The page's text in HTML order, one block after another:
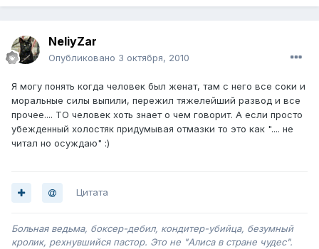
NeliyZar
Опубликовано 3 октября, 2010
Я могу понять когда человек был женат, там с него все соки и
моральные силы выпили, пережил тяжелейший развод и все
прочее.... ТО человек хоть знает о чем говорит. А если просто
убежденный холостяк придумывая отмазки то это как ".... не
читал но осуждаю" :)
Цитата
Больная ведьма, боксер-дебил, кондитер-убийца, безумный
кролик, рехнувшийся пастор. Это не "Алиса в стране чудес".